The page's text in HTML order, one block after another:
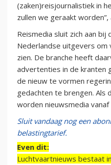
(zaken)reisjournalistiek in
zullen we geraakt worden”,
Reismedia sluit zich aan bij
Nederlandse uitgevers
zien. De branche heeft
advertenties in de kranten
de nieuw te vormen
gedachten te brengen. Als
worden nieuwsmedia
Sluit vandaag nog een
belastingtarief.
Even dit:
Luchtvaartnieuws bestaat